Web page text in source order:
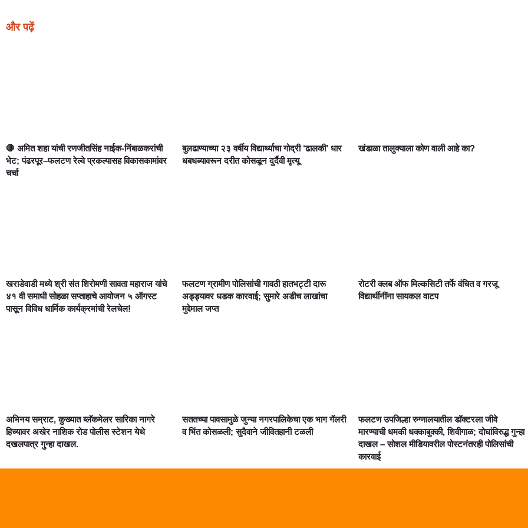
और पढ़ें
🛑 अमित शहा यांची रणजीतसिंह नाईक-निंबाळकरांची
भेट; पंढरपूर–फलटण रेल्वे प्रकल्पासह विकासकामांवर
चर्चा
बुलढाण्याच्या २३ वर्षीय विद्यार्थ्याचा गोद्री ‘ढालकी’ धार
धबधब्यावरून दरीत कोसळून दुर्दैवी मृत्यू
खंडाळा तालुक्याला कोण वाली आहे का?
खराडेवाडी मध्ये श्री संत शिरोमणी सावता महाराज यांचे
४१ वी समाधी सोहळा सप्ताहाचे आयोजन ५ ऑगस्ट
पासून विविध धार्मिक कार्यक्रमांची रेलचेल!
फलटण ग्रामीण पोलिसांची गावठी हातभट्टी दारू
अड्ड्यावर धडक कारवाई; सुमारे अडीच लाखांचा
मुद्देमाल जप्त
रोटरी क्लब ऑफ मिल्कसिटी तर्फे वंचित व गरजू
विद्यार्थीनींना सायकल वाटप
अभिनय सम्राट, कुख्यात ब्लॅकमेलर सारिका नागरे
हिच्यावर अखेर नाशिक रोड पोलीस स्टेशन येथे
दखलपात्र गुन्हा दाखल.
सततच्या पावसामुळे जुन्या नगरपालिकेचा एक भाग गॅलरी
व भिंत कोसळली; सुदैवाने जीवितहानी टळली
फलटण उपजिल्हा रुग्णालयातील डॉक्टरला जीवे
मारण्याची धमकी धक्काबुक्की, शिवीगाळ; दोघांविरुद्ध गुन्हा
दाखल – सोशल मीडियावरील पोस्टनंतरही पोलिसांची
कारवाई